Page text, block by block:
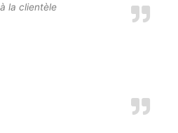
la clientèle